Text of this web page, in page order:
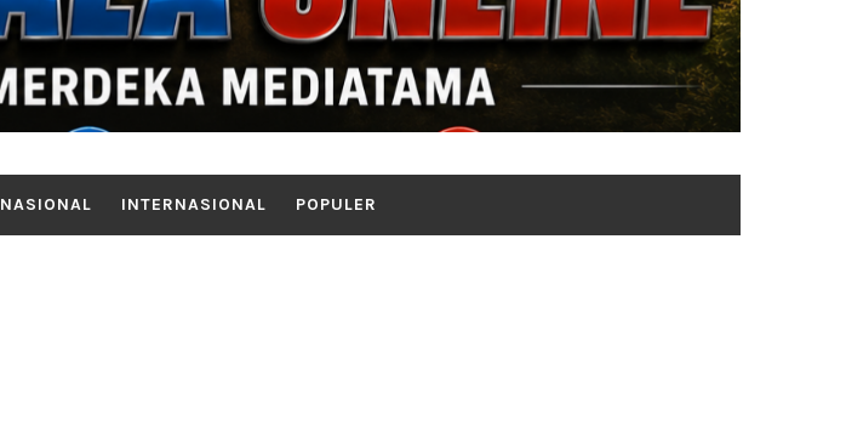
NASIONAL INTERNASIONAL POPULER